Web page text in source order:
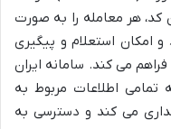
کد، هر معامله را به صورت
امکان استعلام و پیگیری
فراهم می کند. سامانه ایران
تمامی اطلاعات مربوط به
می کند و دسترسی به